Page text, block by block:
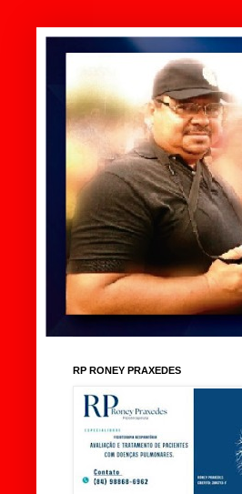
RP RONEY PRAXEDES